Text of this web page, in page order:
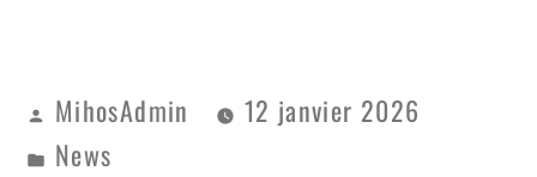
MihosAdmin
12 janvier 2026
News